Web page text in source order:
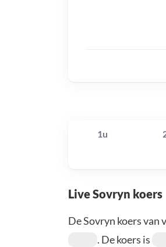
1u
Live Sovryn koers
De Sovryn koers van
. De koers is